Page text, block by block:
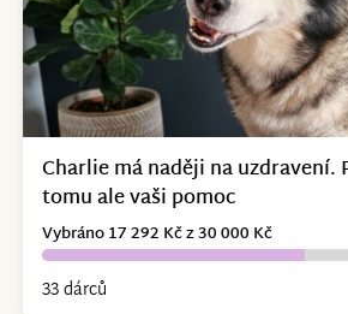
Charlie má naději na uzdravení.
tomu ale vaši pomoc
33 dárců
Vybráno 17 292 Kč z 30 000 Kč